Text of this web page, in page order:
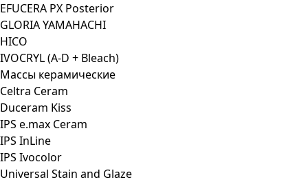
EFUCERA PX Posterior
GLORIA YAMAHACHI
HICO
IVOCRYL (A-D + Bleach)
Массы керамические
Celtra Ceram
Duceram Kiss
IPS e.max Ceram
IPS InLine
IPS Ivocolor
Universal Stain and Glaze